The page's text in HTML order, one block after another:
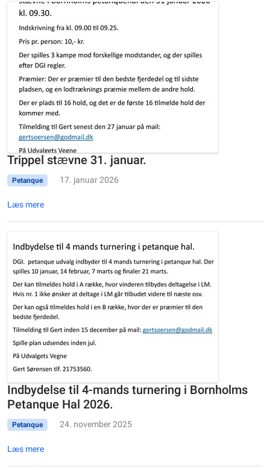
Trippel stævne 31. januar.
Petanque 17. januar 2026
Læs mere
Indbydelse til 4-mands turnering i Bornholms
Petanque Hal 2026.
Petanque 24. november 2025
Læs mere